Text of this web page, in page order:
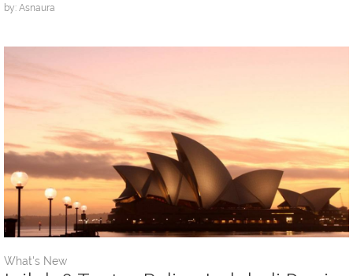
by: Asnaura
What's New